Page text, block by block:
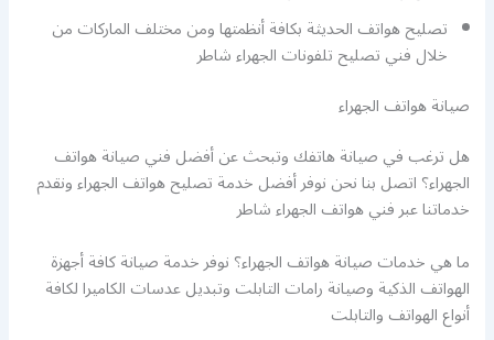
تصليح هواتف الحديثة بكافة أنظمتها ومن مختلف الماركات من
خلال فني تصليح تلفونات الجهراء شاطر
صيانة هواتف الجهراء
هل ترغب في صيانة هاتفك وتبحث عن أفضل فني صيانة هواتف
الجهراء؟ اتصل بنا نحن نوفر أفضل خدمة تصليح هواتف الجهراء ونقدم
خدماتنا عبر فني هواتف الجهراء شاطر
ما هي خدمات صيانة هواتف الجهراء؟ نوفر خدمة صيانة كافة أجهزة
الهواتف الذكية وصيانة رامات التابلت وتبديل عدسات الكاميرا لكافة
أنواع الهواتف والتابلت